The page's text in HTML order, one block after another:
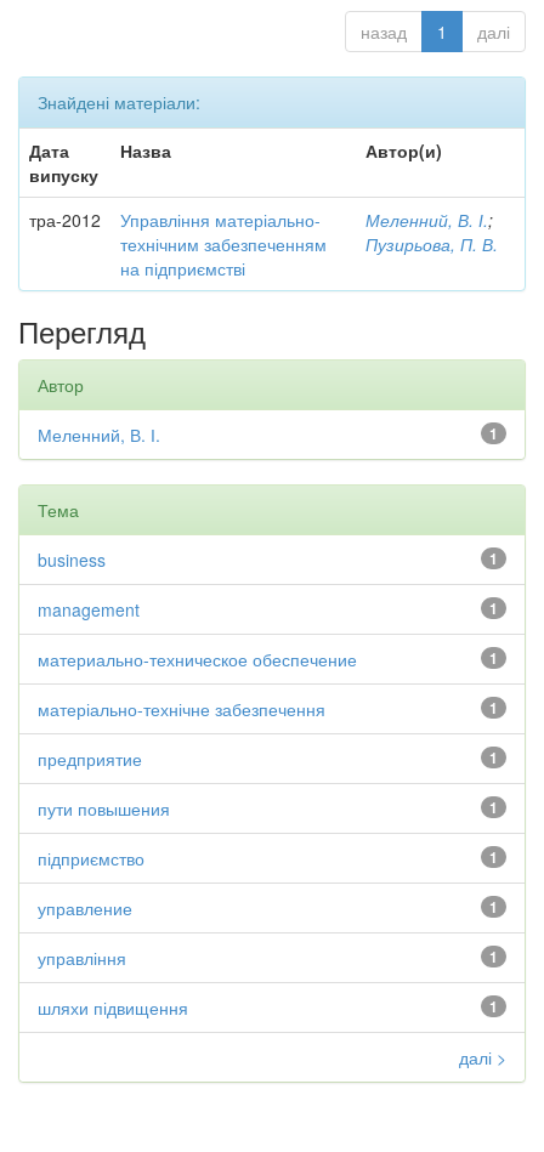
назад 1 далі
Знайдені матеріали:
Дата
випуску
Назва Автор(и)
тра-2012
Управління матеріально-
технічним забезпеченням
на підприємстві
Меленний, В. І.;
Пузирьова, П. В.
Перегляд
Автор
1
Меленний, В. І.
Тема
1
business
1
management
1
материально-техническое обеспечение
1
матеріально-технічне забезпечення
1
предприятие
1
пути повышения
1
підприємство
1
управление
1
управління
1
шляхи підвищення
далі >